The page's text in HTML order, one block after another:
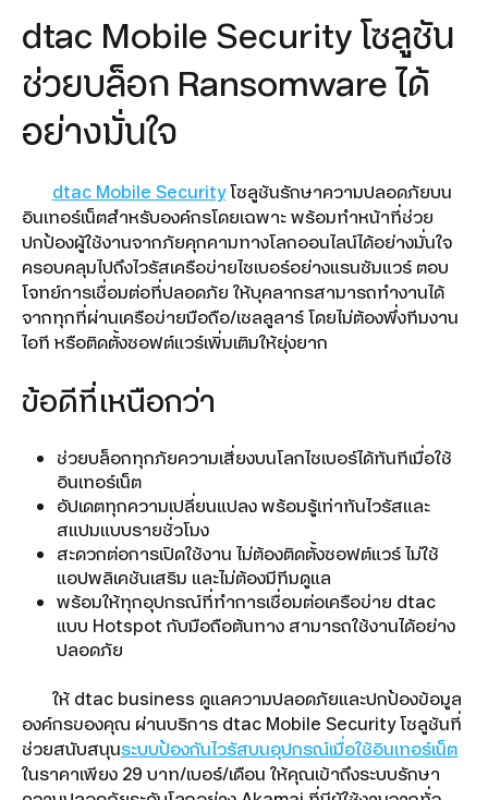
dtac Mobile Security โซลูชัน
ช่วยบล็อก Ransomware ได้
อย่างมั่นใจ
dtac Mobile Securityโซลูชันรักษาความปลอดภัยบน
อินเทอร์เน็ตสำหรับองค์กรโดยเฉพาะ พร้อมทำหน้าที่ช่วย
ปกป้องผู้ใช้งานจากภัยคุกคามทางโลกออนไลน์ได้อย่างมั่นใจ
ครอบคลุมไปถึงไวรัสเครือข่ายไซเบอร์อย่างแรนซัมแวร์ ตอบ
โจทย์การเชื่อมต่อที่ปลอดภัย ให้บุคลากรสามารถทำงานได้
จากทุกที่ผ่านเครือข่ายมือถือ/เซลลูลาร์ โดยไม่ต้องพึ่งทีมงาน
ไอที หรือติดตั้งซอฟต์แวร์เพิ่มเติมให้ยุ่งยาก
ข้อดีที่เหนือกว่า
ช่วยบล็อกทุกภัยความเสี่ยงบนโลกไซเบอร์ได้ทันทีเมื่อใช้
อินเทอร์เน็ต
อัปเดตทุกความเปลี่ยนแปลง พร้อมรู้เท่าทันไวรัสและ
สแปมแบบรายชั่วโมง
สะดวกต่อการเปิดใช้งาน ไม่ต้องติดตั้งซอฟต์แวร์ ไม่ใช้
แอปพลิเคชันเสริม และไม่ต้องมีทีมดูแล
พร้อมให้ทุกอุปกรณ์ที่ทำการเชื่อมต่อเครือข่าย dtac
แบบ Hotspot กับมือถือต้นทาง สามารถใช้งานได้อย่าง
ปลอดภัย
ให้ dtac business ดูแลความปลอดภัยและปกป้องข้อมูล
องค์กรของคุณ ผ่านบริการ dtac Mobile Security โซลูชันที่
ช่วยสนับสนุนระบบป้องกันไวรัสบนอุปกรณ์เมื่อใช้อินเทอร์เน็ต
ในราคาเพียง 29 บาท/เบอร์/เดือน ให้คุณเข้าถึงระบบรักษา